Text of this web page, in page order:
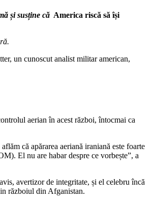
și susține că America riscă să își
un cunoscut analist militar american,
aerian în acest război, întocmai ca
că apărarea aeriană iraniană este foarte
El nu are habar despre ce vorbește”, a
avertizor de integritate, și el celebru încă
războiul din Afganistan.